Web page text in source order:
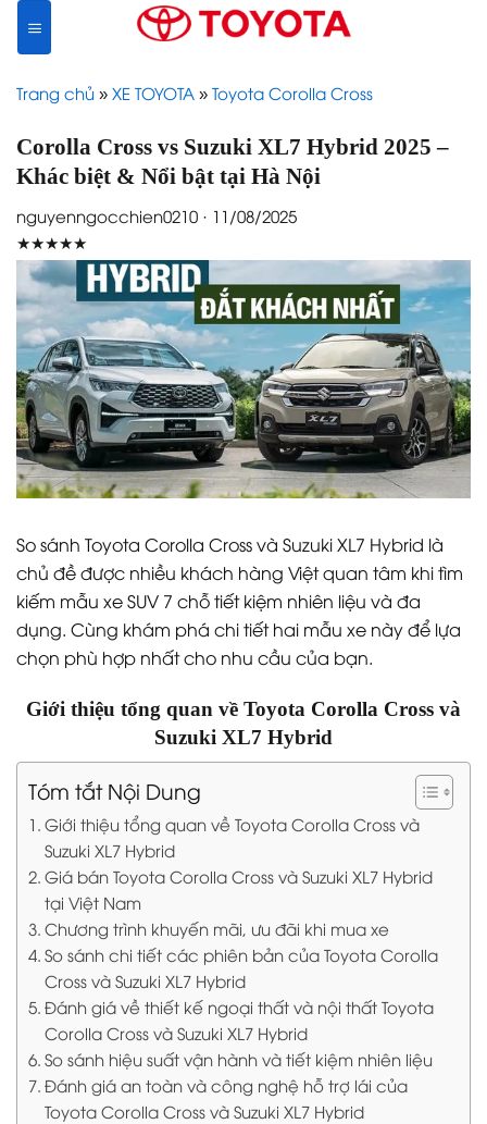
content
Trang chủ » XE TOYOTA » Toyota Corolla Cross
Corolla Cross vs Suzuki XL7 Hybrid 2025 –
Khác biệt & Nổi bật tại Hà Nội
nguyenngocchien0210 · 11/08/2025
★★★★★
So sánh Toyota Corolla Cross và Suzuki XL7 Hybrid là
chủ đề được nhiều khách hàng Việt quan tâm khi tìm
kiếm mẫu xe SUV 7 chỗ tiết kiệm nhiên liệu và đa
dụng. Cùng khám phá chi tiết hai mẫu xe này để lựa
chọn phù hợp nhất cho nhu cầu của bạn.
Giới thiệu tổng quan về Toyota Corolla Cross và
Suzuki XL7 Hybrid
Tóm tắt Nội Dung
Giới thiệu tổng quan về Toyota Corolla Cross và
Suzuki XL7 Hybrid
Giá bán Toyota Corolla Cross và Suzuki XL7 Hybrid
tại Việt Nam
Chương trình khuyến mãi, ưu đãi khi mua xe
So sánh chi tiết các phiên bản của Toyota Corolla
Cross và Suzuki XL7 Hybrid
Đánh giá về thiết kế ngoại thất và nội thất Toyota
Corolla Cross và Suzuki XL7 Hybrid
So sánh hiệu suất vận hành và tiết kiệm nhiên liệu
Đánh giá an toàn và công nghệ hỗ trợ lái của
Toyota Corolla Cross và Suzuki XL7 Hybrid